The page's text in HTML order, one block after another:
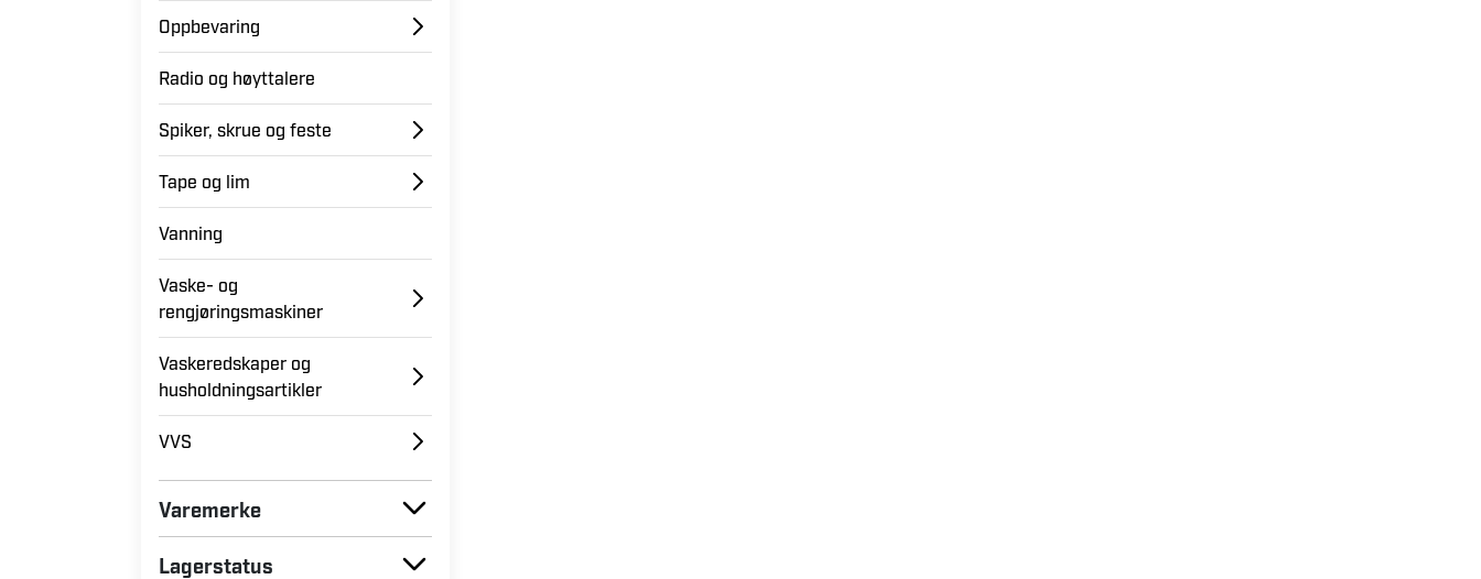
Malearbeid
Oppbevaring
Radio og høyttalere
Spiker, skrue og feste
Tape og lim
Vanning
rengjøringsmaskiner
husholdningsartikler
VVS